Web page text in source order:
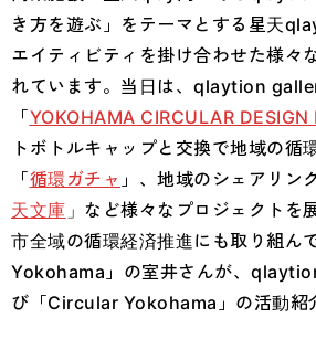
き方を遊ぶ」をテーマとする星天
エイティビティを掛け合わせた様々
れています。当日は、qlaytion
「YOKOHAMA CIRCULAR DESIGN
トボトルキャップと交換で地域の循
「循環ガチャ 」、地域のシェアリン
天文庫 」など様々なプロジェクトを
市全域の循環経済推進にも取り組ん
Yokohama」の室井さんが、
び「Circular Yokohama」の活動紹